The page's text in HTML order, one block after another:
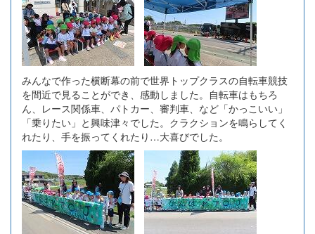
みんなで作った横断幕の前で世界トップクラスの自転車競技
を間近で見ることができ、感動しました。自転車はもちろ
ん、レース関係車、パトカー、審判車、など「かっこいい」
「乗りたい」と興味津々でした。クラクションを鳴らしてく
れたり、手を振ってくれたり…大喜びでした。